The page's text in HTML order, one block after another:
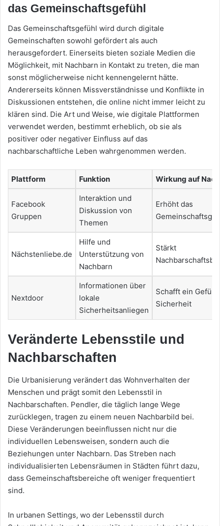
das Gemeinschaftsgefühl
Das Gemeinschaftsgefühl wird durch digitale
Gemeinschaften sowohl gefördert als auch
herausgefordert. Einerseits bieten soziale Medien die
Möglichkeit, mit Nachbarn in Kontakt zu treten, die man
sonst möglicherweise nicht kennengelernt hätte.
Andererseits können Missverständnisse und Konflikte in
Diskussionen entstehen, die online nicht immer leicht zu
klären sind. Die Art und Weise, wie digitale Plattformen
verwendet werden, bestimmt erheblich, ob sie als
positiver oder negativer Einfluss auf das
nachbarschaftliche Leben wahrgenommen werden.
Plattform Funktion Wirkung auf
Facebook
Gruppen
Interaktion und
Diskussion von
Themen
Erhöht das
Nächstenliebe.de
Hilfe und
Unterstützung von
Nachbarn
Stärkt
Nextdoor
Informationen über
lokale
Sicherheitsanliegen
Schafft ein
Sicherheit
Veränderte Lebensstile und
Nachbarschaften
Die Urbanisierung verändert das Wohnverhalten der
Menschen und prägt somit den Lebensstil in
Nachbarschaften. Pendler, die täglich lange Wege
zurücklegen, tragen zu einem neuen Nachbarbild bei.
Diese Veränderungen beeinflussen nicht nur die
individuellen Lebensweisen, sondern auch die
Beziehungen unter Nachbarn. Das Streben nach
individualisierten Lebensräumen in Städten führt dazu,
dass Gemeinschaftsbereiche oft weniger frequentiert
sind.
In urbanen Settings, wo der Lebensstil durch